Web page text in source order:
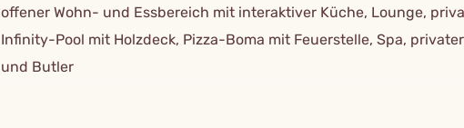
offener Wohn- und Essbereich mit interaktiver Küche, Lounge,
Infinity-Pool mit Holzdeck, Pizza-Boma mit Feuerstelle, Spa,
und Butler